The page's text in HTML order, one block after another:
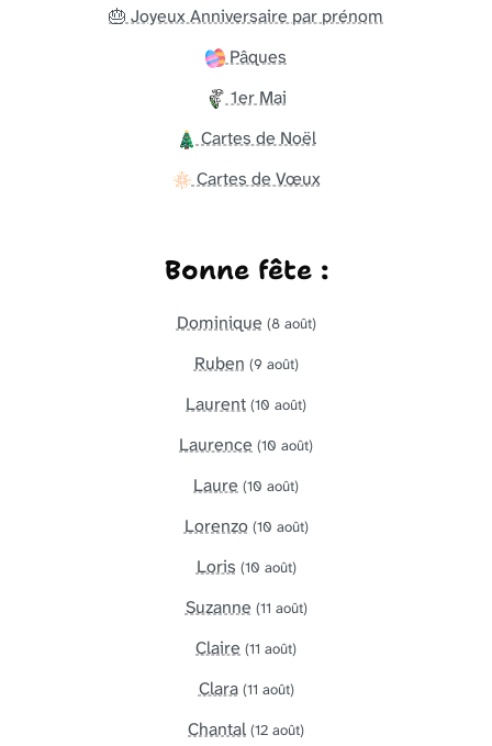
🎂 Joyeux Anniversaire par prénom
Pâques
1er Mai
Cartes de Noël
Cartes de Vœux
Bonne fête :
Dominique (8 août)
Ruben (9 août)
Laurent (10 août)
Laurence (10 août)
Laure (10 août)
Lorenzo (10 août)
Loris (10 août)
Suzanne (11 août)
Claire (11 août)
Clara (11 août)
Chantal (12 août)